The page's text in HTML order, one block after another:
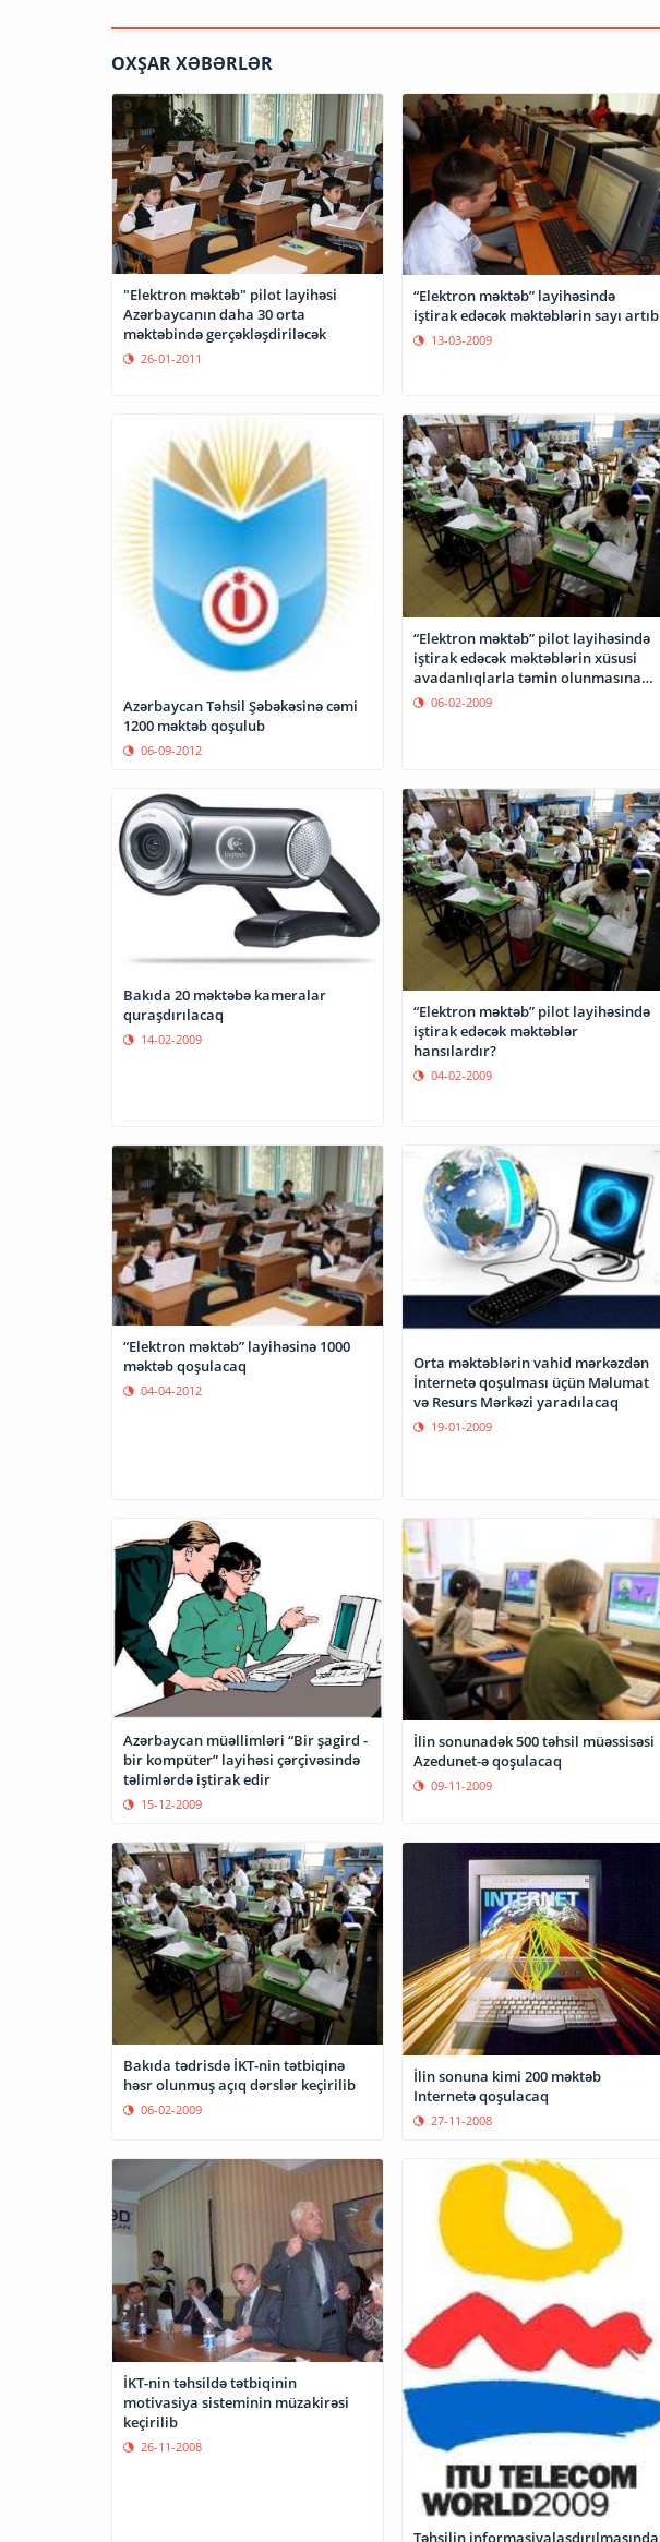
OXŞAR XƏBƏRLƏR
"Elektron məktəb" pilot layihəsi
Azərbaycanın daha 30 orta
məktəbində gerçəkləşdiriləcək
26-01-2011
“Elektron məktəb” layihəsində
iştirak edəcək məktəblərin sayı artıb
13-03-2009
Azərbaycan Təhsil Şəbəkəsinə cəmi
1200 məktəb qoşulub
06-09-2012
“Elektron məktəb” pilot layihəsində
iştirak edəcək məktəblərin xüsusi
avadanlıqlarla təmin olunmasına
başlanılıb
06-02-2009
Bakıda 20 məktəbə kameralar
quraşdırılacaq
14-02-2009
“Elektron məktəb” pilot layihəsində
iştirak edəcək məktəblər
hansılardır?
04-02-2009
“Elektron məktəb” layihəsinə 1000
məktəb qoşulacaq
04-04-2012
Orta məktəblərin vahid mərkəzdən
İnternetə qoşulması üçün Məlumat
və Resurs Mərkəzi yaradılacaq
19-01-2009
Azərbaycan müəllimləri “Bir şagird -
bir kompüter” layihəsi çərçivəsində
təlimlərdə iştirak edir
15-12-2009
İlin sonunadək 500 təhsil müəssisəsi
Azedunet-ə qoşulacaq
09-11-2009
Bakıda tədrisdə İKT-nin tətbiqinə
həsr olunmuş açıq dərslər keçirilib
06-02-2009
İlin sonuna kimi 200 məktəb
Internetə qoşulacaq
27-11-2008
İKT-nin təhsildə tətbiqinin
motivasiya sisteminin müzakirəsi
keçirilib
26-11-2008
Təhsilin informasiyalaşdırılmasında